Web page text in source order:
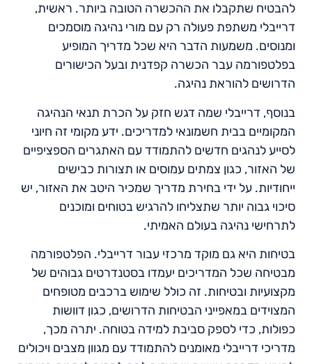
להבטיח שתקבלו את ההכשרה הטובה ביותר. ראשית,
דרייבלי משתפת פעולה רק עם מורי נהיגה מוסמכים
ומנוסים. משמעות הדבר היא שכל מדריך המופיע
בפלטפורמה עבר הכשרה קפדנית ובעל הכישורים
הדרושים להוראת נהיגה.
בנוסף, דרייבלי שמה דגש חזק על הכרת תנאי הנהיגה
המקומיים בבית חשמונאי למדריכים. ידע מקומי זה חיוני
לסייע לנהגים חדשים להתמודד עם האתגרים הספציפיים
של האזור, כגון צמתים עמוסים או תצורות כבישים
ייחודיות. על ידי בחירת מדריך שמכיר היטב את האזור, יש
סיכוי גבוה יותר שתצליחו להרגיש בטוחים ומוכנים
לתרחישי נהיגה בעולם האמיתי.
בטיחות היא גם מוקד מרכזי עבור דרייבלי. הפלטפורמה
מבטיחה שכל המדריכים יעמדו בסטנדרטים גבוהים של
מקצועיות ובטיחות. זה כולל שימוש ברכבים מטופחים
המצוידים במאפייני הבטיחות הדרושים, כגון דוושות
כפולות, כדי לספק סביבת למידה בטוחה. יתרה מכך,
מדריכי דרייבלי מאומנים להתמודד עם מגוון מצבים ויכולים